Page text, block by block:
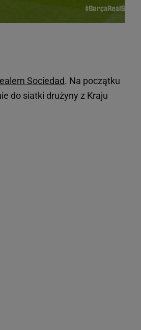
Sociedad. Na początku
do siatki drużyny z Kraju